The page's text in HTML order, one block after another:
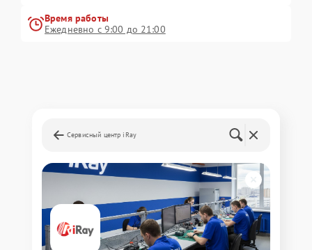
Время работы
Ежедневно с 9:00 до 21:00
Сервисный центр iRay